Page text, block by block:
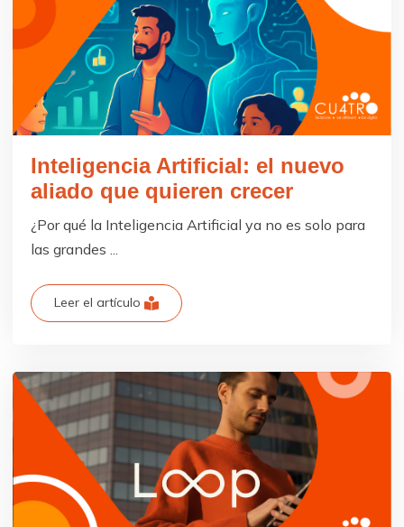
Inteligencia Artificial: el nuevo
aliado que quieren crecer
¿Por qué la Inteligencia Artificial ya no es solo para
las grandes ...
Leer el artículo